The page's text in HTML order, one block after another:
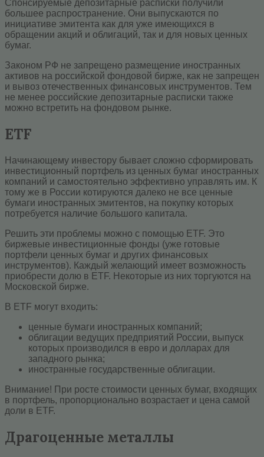
Спонсируемые депозитарные расписки получили
большее распространение. Они выпускаются по
инициативе эмитента как для уже имеющихся в
обращении акций и облигаций, так и для новых ценных
бумаг.
Законом РФ не запрещено размещение иностранных
активов на российской фондовой бирже, как не запрещен
и вывоз отечественных финансовых инструментов. Тем
не менее российские депозитарные расписки также
можно встретить на фондовом рынке.
ETF
Начинающему инвестору бывает сложно сформировать
инвестиционный портфель из ценных бумаг иностранных
компаний и самостоятельно эффективно управлять им. К
тому же в России котируются далеко не все ценные
бумаги иностранных эмитентов, на покупку которых
потребуется наличие большого капитала.
Решить эти проблемы можно с помощью ETF. Это
биржевые инвестиционные фонды (уже готовые
портфели ценных бумаг и других финансовых
инструментов). Каждый желающий имеет возможность
приобрести долю в ETF. Некоторые из них торгуются на
Московской бирже.
В ETF могут входить:
ценные бумаги иностранных компаний;
облигации ведущих предприятий России, выпуск
которых производился в евро и долларах для
западного рынка;
иностранные государственные облигации.
Внимание! При росте стоимости ценных бумаг, входящих
в портфель, пропорционально возрастает и цена самой
доли в ETF.
Драгоценные металлы